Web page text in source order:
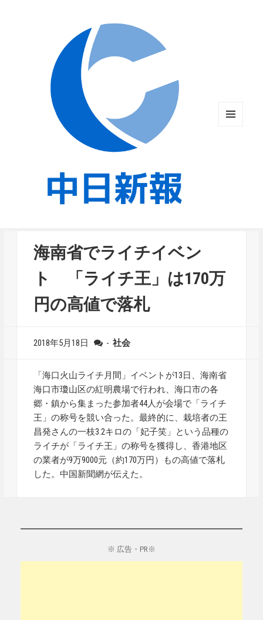
海南省でライチイベン
ト 「ライチ王」は170万
円の高値で落札
2018年5月18日 - 社会
「海口火山ライチ月間」イベントが13日、海南省
海口市瓊山区の紅明農場で行われ、海口市の各
郷・鎮から集まった参加者44人が会場で「ライチ
王」の称号を競い合った。最終的に、栽培者の王
昌発さんの一枝3.2キロの「妃子笑」という品種の
ライチが「ライチ王」の称号を獲得し、香港地区
の業者が9万9000元（約170万円）もの高値で落札
した。中国新聞網が伝えた。
※ 広告・PR※